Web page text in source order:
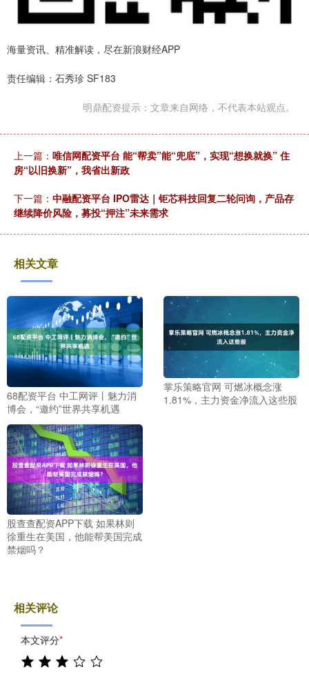
海量资讯、精准解读，尽在新浪财经APP
责任编辑：石秀珍 SF183
明鼎配资提示：文章来自网络，不代表本站观点。
上一篇： 唯信网配资平台 能“帮卖”能“兜底”，实现“想换就换” 住
房“以旧换新”，我省出新政
下一篇： 中融配资平台 IPO雷达｜钜芯科技回复二轮问询，产品存
继续降价风险，募投“押注”未来需求
相关文章
68配资平台 中工网评丨魅力消
博会，“邀约”世界共享机遇
掌乐策略官网 可燃冰概念涨
1.81%，主力资金净流入这些股
股查查配资APP下载 如果林则
徐重生在美国，他能帮美国完成
禁烟吗？
相关评论
本文评分*